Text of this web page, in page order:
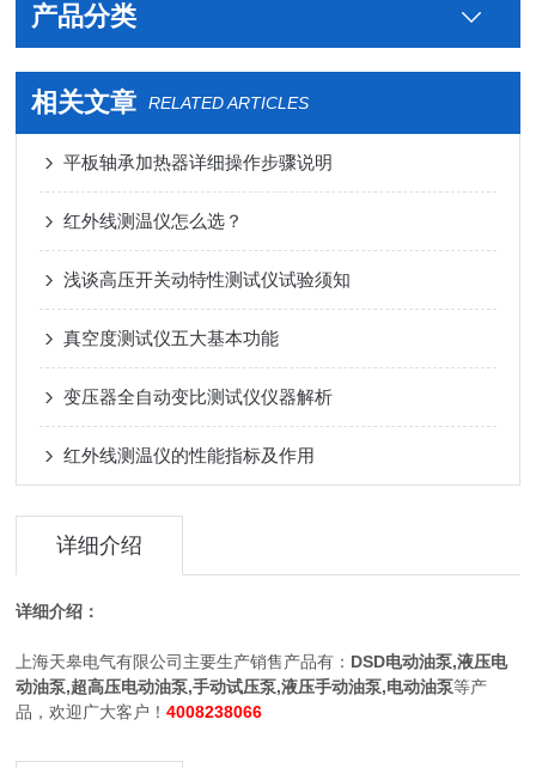
产品分类
相关文章 RELATED ARTICLES
平板轴承加热器详细操作步骤说明
红外线测温仪怎么选？
浅谈高压开关动特性测试仪试验须知
真空度测试仪五大基本功能
变压器全自动变比测试仪仪器解析
红外线测温仪的性能指标及作用
详细介绍
详细介绍：
上海天皋电气有限公司主要生产销售产品有： DSD电动油泵,液压电
动油泵,超高压电动油泵,手动试压泵,液压手动油泵,电动油泵等产
品，欢迎广大客户！4008238066